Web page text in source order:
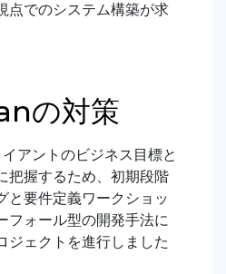
点でのシステム構築が求
の対策
アントのビジネス目標と
把握するため、初期段階
と要件定義ワークショッ
フォール型の開発手法に
ジェクトを進行しました